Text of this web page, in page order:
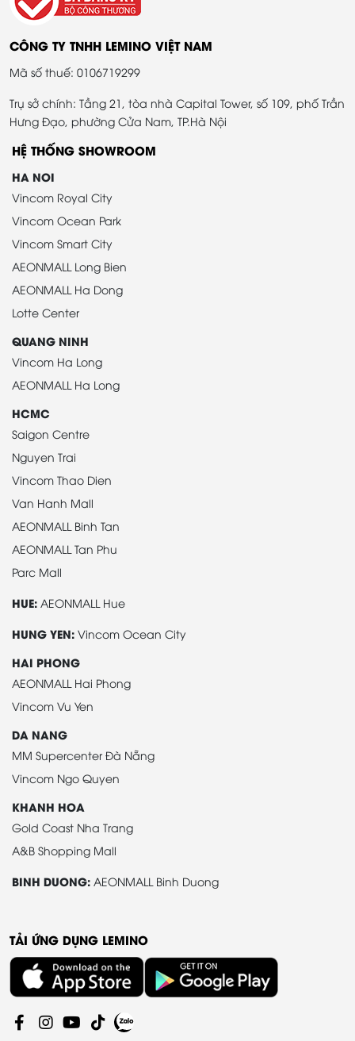
CÔNG TY TNHH LEMINO VIỆT NAM
Mã số thuế: 0106719299
Trụ sở chính: Tầng 21, tòa nhà Capital Tower, số 109, phố Trần
Hưng Đạo, phường Cửa Nam, TP.Hà Nội
HỆ THỐNG SHOWROOM
HA NOI
Vincom Royal City
Vincom Ocean Park
Vincom Smart City
AEONMALL Long Bien
AEONMALL Ha Dong
Lotte Center
QUANG NINH
Vincom Ha Long
AEONMALL Ha Long
HCMC
Saigon Centre
Nguyen Trai
Vincom Thao Dien
Van Hanh Mall
AEONMALL Binh Tan
AEONMALL Tan Phu
Parc Mall
HUE: AEONMALL Hue
HUNG YEN: Vincom Ocean City
HAI PHONG
AEONMALL Hai Phong
Vincom Vu Yen
DA NANG
MM Supercenter Đà Nẵng
Vincom Ngo Quyen
KHANH HOA
Gold Coast Nha Trang
A&B Shopping Mall
BINH DUONG: AEONMALL Binh Duong
TẢI ỨNG DỤNG LEMINO